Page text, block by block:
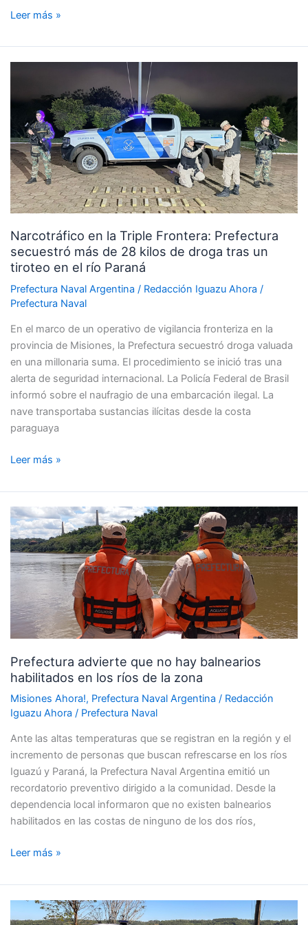
Leer más »
Narcotráfico en la Triple Frontera: Prefectura
secuestró más de 28 kilos de droga tras un
tiroteo en el río Paraná
Prefectura Naval Argentina / Redacción Iguazu Ahora /
Prefectura Naval
En el marco de un operativo de vigilancia fronteriza en la
provincia de Misiones, la Prefectura secuestró droga valuada
en una millonaria suma. El procedimiento se inició tras una
alerta de seguridad internacional. La Policía Federal de Brasil
informó sobre el naufragio de una embarcación ilegal. La
nave transportaba sustancias ilícitas desde la costa
paraguaya
la
Triple
Frontera:
Prefectura
secuestró
más
de
kilos
de
droga
tras
un
en
el
río
Paraná
Leer más »
Prefectura advierte que no hay balnearios
habilitados en los ríos de la zona
Misiones Ahora!, Prefectura Naval Argentina / Redacción
Iguazu Ahora / Prefectura Naval
Ante las altas temperaturas que se registran en la región y el
incremento de personas que buscan refrescarse en los ríos
Iguazú y Paraná, la Prefectura Naval Argentina emitió un
recordatorio preventivo dirigido a la comunidad. Desde la
dependencia local informaron que no existen balnearios
habilitados en las costas de ninguno de los dos ríos,
Prefectura
advierte
que
no
balnearios
habilitados
ríos
de
la
zona
Leer más »
Prefectura